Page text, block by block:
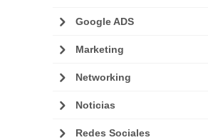
Google ADS
Marketing
Networking
Noticias
Redes Sociales